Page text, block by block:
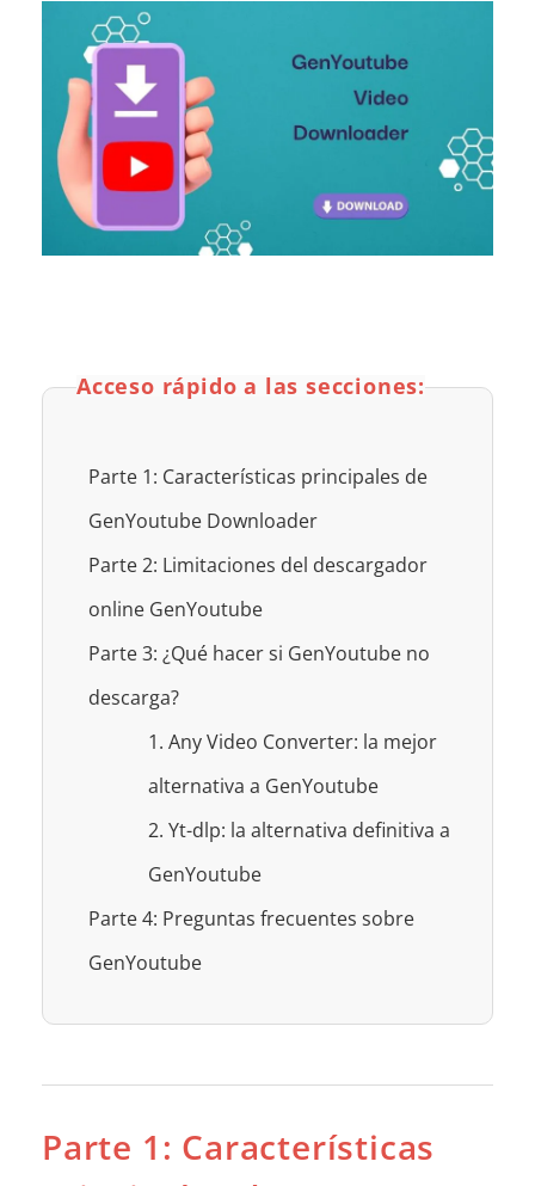
Acceso rápido a las secciones:
Parte 1: Características principales de
GenYoutube Downloader
Parte 2: Limitaciones del descargador
online GenYoutube
Parte 3: ¿Qué hacer si GenYoutube no
descarga?
1. Any Video Converter: la mejor
alternativa a GenYoutube
2. Yt-dlp: la alternativa definitiva a
GenYoutube
Parte 4: Preguntas frecuentes sobre
GenYoutube
Parte 1: Características